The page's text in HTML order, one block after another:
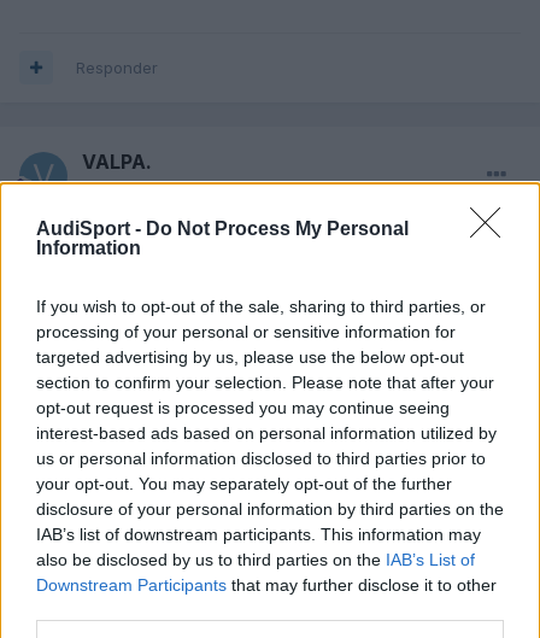
AudiSport - Do Not Process My Personal
Information
If you wish to opt-out of the sale, sharing to third parties, or
processing of your personal or sensitive information for
targeted advertising by us, please use the below opt-out
section to confirm your selection. Please note that after your
opt-out request is processed you may continue seeing
interest-based ads based on personal information utilized by
us or personal information disclosed to third parties prior to
your opt-out. You may separately opt-out of the further
disclosure of your personal information by third parties on the
IAB’s list of downstream participants. This information may
also be disclosed by us to third parties on the IAB’s List of
Downstream Participants that may further disclose it to other
Responder
VALPA.
Publicado13 de Diciembre del 2009
Pues yo estoy aqui en mi cuarto super calentito con el radiador, y
universidad... jaja
Responder
zpequeno
Publicado13 de Diciembre del 2009
no puedo colgar una foto...
Editado13 de Diciembre del 2009por zpequeno